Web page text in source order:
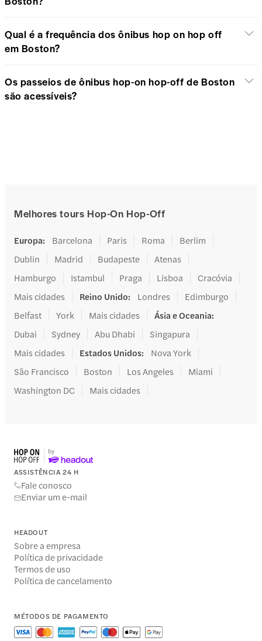
Qual é a frequência dos ônibus hop on hop off
em Boston?
Os passeios de ônibus hop-on hop-off de Boston
são acessíveis?
Melhores tours Hop-On Hop-Off
Europa: Barcelona Paris Roma
Berlim
Dublin
Madrid Budapeste
Atenas
Hamburgo
Istambul Praga Lisboa
Cracóvia
Mais cidades
Reino Unido: Londres
Edimburgo
Belfast
York Mais cidades Ásia e Oceania:
Dubai
Sydney Abu Dhabi
Singapura
Mais cidades
Estados Unidos:
Nova York
São Francisco
Boston Los Angeles
Miami
Washington DC
Mais cidades
ASSISTÊNCIA 24 H
Fale conosco
Enviar um e-mail
HEADOUT
Sobre a empresa
Política de privacidade
Termos de uso
Política de cancelamento
MÉTODOS DE PAGAMENTO